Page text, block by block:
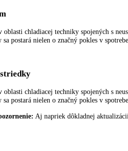
o rýchle vychladenie čerstvo
s pravým dorazom dverí. S